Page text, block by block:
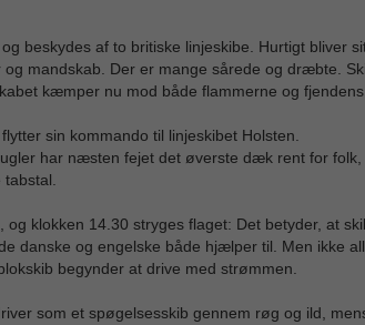
beskydes af to britiske linjeskibe. Hurtigt bliver
mandskab. Der er mange sårede og dræbte.
kæmper nu mod både flammerne og
sin kommando til linjeskibet Holsten.
har næsten fejet det øverste dæk rent for folk,
tabstal.
klokken 14.30 stryges flaget: Det betyder, at
danske og engelske både hjælper til. Men ikke
begynder at drive med strømmen.
som et spøgelsesskib gennem røg og ild,